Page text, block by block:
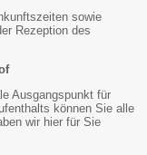
sowie
Rezeption des
Ausgangspunkt für
können Sie alle
wir hier für Sie